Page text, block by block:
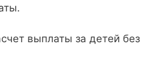
выплаты за детей без